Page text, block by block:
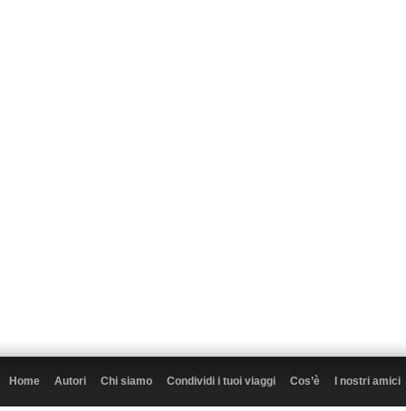
Home Autori Chi siamo Condividi i tuoi viaggi Cos’è I nostri amici